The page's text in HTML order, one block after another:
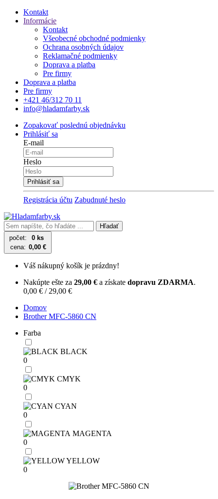
Kontakt
Informácie
Kontakt
Všeobecné obchodné podmienky
Ochrana osobných údajov
Reklamačné podmienky
Doprava a platba
Pre firmy
Doprava a platba
Pre firmy
+421 46/312 70 11
info@hladamfarby.sk
Zopakovať poslednú objednávku
Prihlásiť sa
E-mail
Heslo
Registrácia účtu Zabudnuté heslo
Hľadať
počet:
0 ks
cena: 0,00 €
Váš nákupný košík je prázdny!
Nakúpte ešte za 29,00 € a získate dopravu ZDARMA.
0,00 € / 29,00 €
Domov
Brother MFC-5860 CN
Farba
BLACK
0
CMYK
0
CYAN
0
MAGENTA
0
YELLOW
0